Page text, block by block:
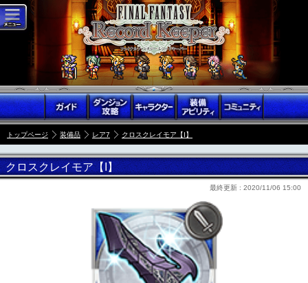
トップページ 装備品 レア7 クロスクレイモア【I】
クロスクレイモア【I】
最終更新 : 2020/11/06 15:00